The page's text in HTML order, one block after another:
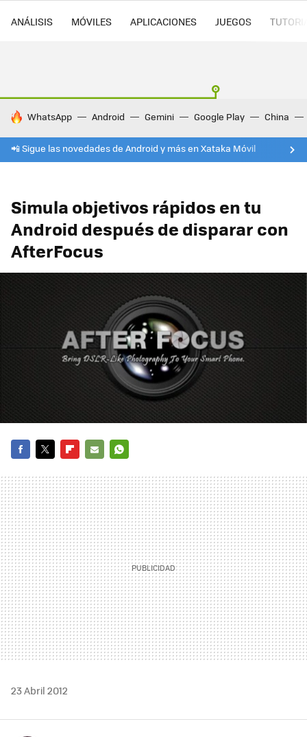
ANÁLISIS MÓVILES APLICACIONES JUEGOS
HOY SE HABLA DE
WhatsApp Android Gemini Google Play China
📲 Sigue las novedades de Android y más en Xataka Móvil
Simula objetivos rápidos en tu
Android después de disparar con
AfterFocus
MAIL
23 Abril 2012